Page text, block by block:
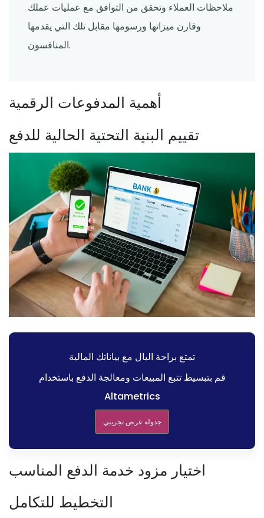
ملاحظات العملاء وتحقق من التوافق مع عمليات عملك
وقارن ميزاتها ورسومها مقابل تلك التي يقدمها
المنافسون.
أهمية المدفوعات الرقمية
تقييم البنية التحتية الحالية للدفع
تمتع براحة البال مع بياناتك المالية
قم بتبسيط تتبع المبيعات ومعالجة الدفع باستخدام
Altametrics
جدولة عرض تجريبي
اختيار مزود خدمة الدفع المناسب
التخطيط للتكامل